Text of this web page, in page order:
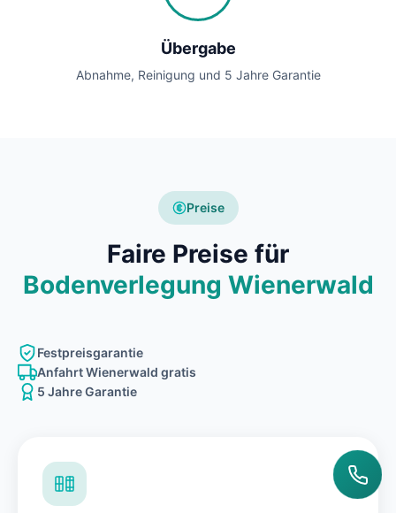
Übergabe
Abnahme, Reinigung und 5 Jahre Garantie
Preise
Faire Preise für
Bodenverlegung Wienerwald
Festpreisgarantie
Anfahrt Wienerwald gratis
5 Jahre Garantie